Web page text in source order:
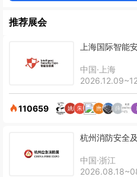
推荐展会
上海国际智能
中国·上海
110659
杭州消防安全
中国·浙江